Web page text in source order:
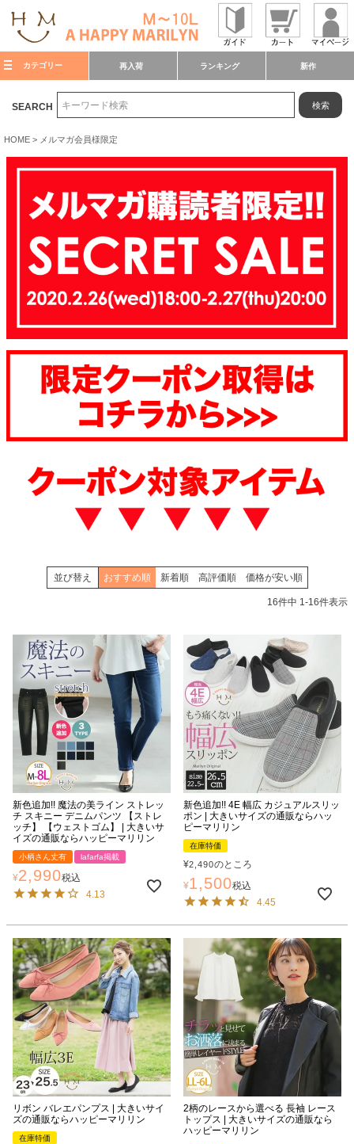
カテゴリー 再入荷 ランキング 新作
SEARCH 検索
HOME メルマガ会員様限定
並び替え おすすめ順 新着順 高評価順 価格が安い順
16件中 1-16件表示
新色追加!! 魔法の美ライン ストレッ
チ スキニー デニムパンツ 【ストレ
ッチ】 【ウェストゴム】 | 大きいサ
イズの通販ならハッピーマリリン
小柄さん丈有 lafarfa掲載
¥2,990税込
4.13
新色追加!! 4E 幅広 カジュアルスリッ
ポン | 大きいサイズの通販ならハッ
ピーマリリン
在庫特価
¥2,490のところ
¥1,500税込
4.45
リボン バレエパンプス | 大きいサイ
ズの通販ならハッピーマリリン
在庫特価
2柄のレースから選べる 長袖 レース
トップス | 大きいサイズの通販なら
ハッピーマリリン